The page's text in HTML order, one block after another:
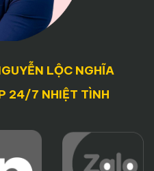
LỘC NGHĨA
24/7 NHIỆT TÌNH